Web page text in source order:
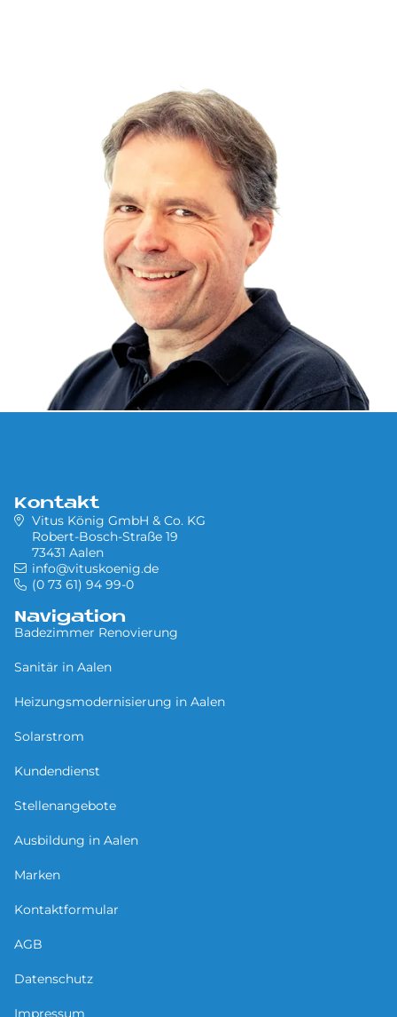
Kontakt
Vitus König GmbH & Co. KG
Robert-Bosch-Straße 19
73431 Aalen
info@vituskoenig.de
(0 73 61) 94 99-0
Navigation
Badezimmer Renovierung
Sa­ni­tär in Aa­len
Heizungsmodernisierung in Aalen
Solarstrom
Kundendienst
Stellenangebote
Ausbildung in Aalen
Marken
Kontaktformular
AGB
Datenschutz
Impressum